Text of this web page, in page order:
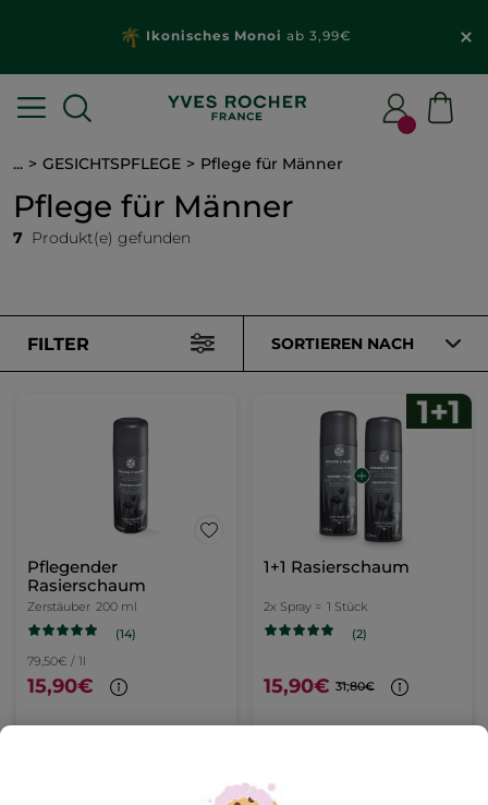
Ikonisches Monoi ab 3,99€
... GESICHTSPFLEGE Pflege für Männer
Pflege für Männer
7 Produkt(e) gefunden
FILTER SORTIEREN NACH
Pflegender
Rasierschaum
Zerstäuber 200 ml
(14)
79,50€ / 1l
15,90€
1+1 Rasierschaum
2x Spray = 1 Stück
(2)
15,90€ 31,80€